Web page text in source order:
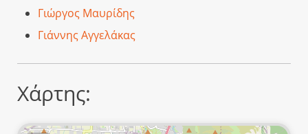
Γιώργος Μαυρίδης
Γιάννης Αγγελάκας
Χάρτης: